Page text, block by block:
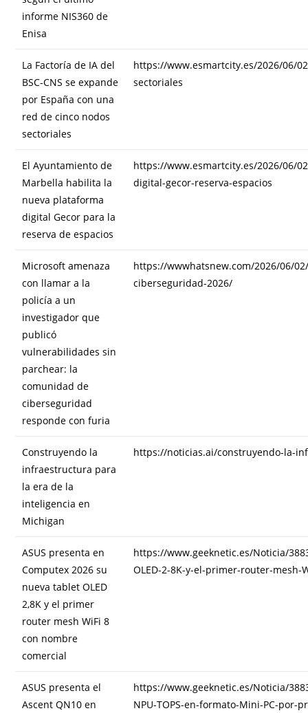
informe NIS360 de
Enisa
La Factoría de IA del
BSC-CNS se expande
por España con una
red de cinco nodos
sectoriales
https://www.esmartcity.es/2026/06/
sectoriales
El Ayuntamiento de
Marbella habilita la
nueva plataforma
digital Gecor para la
reserva de espacios
https://www.esmartcity.es/2026/06/
digital-gecor-reserva-espacios
Microsoft amenaza
con llamar a la
policía a un
investigador que
publicó
vulnerabilidades sin
parchear: la
comunidad de
ciberseguridad
responde con furia
https://wwwhatsnew.com/2026/06/
ciberseguridad-2026/
Construyendo la
infraestructura para
la era de la
inteligencia en
Michigan
https://noticias.ai/construyendo-la-
ASUS presenta en
Computex 2026 su
nueva tablet OLED
2,8K y el primer
router mesh WiFi 8
con nombre
comercial
https://www.geeknetic.es/Noticia/
OLED-2-8K-y-el-primer-router-
ASUS presenta el
Ascent QN10 en
https://www.geeknetic.es/Noticia/
NPU-TOPS-en-formato-Mini-PC-por-